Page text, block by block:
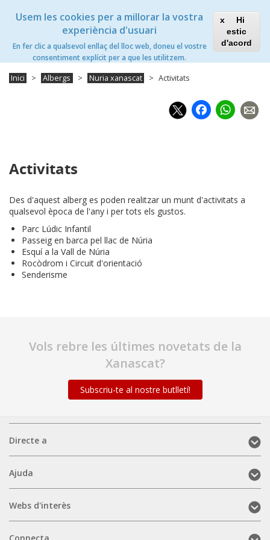
Usem les cookies per a millorar la vostra
experiència d'usuari
En fer clic a qualsevol enllaç del lloc web, doneu el vostre
consentiment explícit per a que les utilitzem.
Hi
estic
d'acord
Toggle
Xanascat
Toggle
navigation
Núria Xanascat
Inici Albergs Nuria xanascat Activitats
Activitats
Des d'aquest alberg es poden realitzar un munt d'activitats a
qualsevol època de l'any i per tots els gustos.
Parc Lúdic Infantil
Passeig en barca pel llac de Núria
Esquí a la Vall de Núria
Rocòdrom i Circuit d'orientació
Senderisme
Vols rebre les últimes novetats de la
Xanascat?
Subscriu-te al nostre butlletí!
Directe
a
Directe a
Ajuda
(mobile)
Ajuda
Webs
d'interès
Webs d'interès